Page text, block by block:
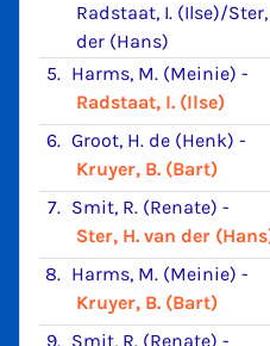
Radstaat, I. (Ilse)/
der (Hans)
5. Harms, M. (Meinie) -
Radstaat, I. (Ilse)
6. Groot, H. de (Henk) -
Kruyer, B. (Bart)
7. Smit, R. (Renate) -
Ster, H. van der
8. Harms, M. (Meinie) -
Kruyer, B. (Bart)
9. Smit, R. (Renate) -